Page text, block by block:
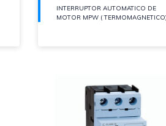
INTERRUPTOR AUTOMATICO DE
MOTOR MPW (